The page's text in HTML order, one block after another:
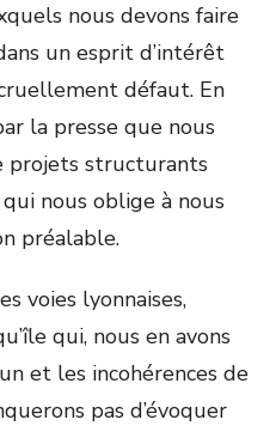
nous devons faire
un esprit d’intérêt
défaut. En
la presse que nous
projets structurants
nous oblige à nous
préalable.
voies lyonnaises,
qui, nous en avons
et les incohérences de
pas d’évoquer